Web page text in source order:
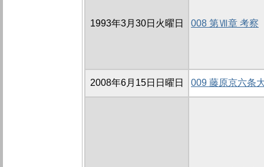
1993年3月30日火曜日 008 第Ⅶ章 考察
2008年6月15日日曜日 009 藤原京六条